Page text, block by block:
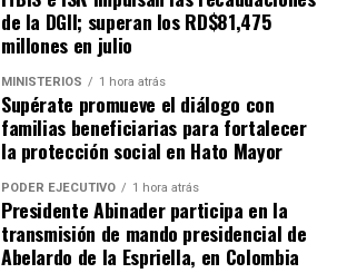
de la DGII; superan los RD$81,475
millones en julio
MINISTERIOS 1 hora atrás
Supérate promueve el diálogo con
familias beneficiarias para fortalecer
la protección social en Hato Mayor
PODER EJECUTIVO 1 hora atrás
Presidente Abinader participa en la
transmisión de mando presidencial de
Abelardo de la Espriella, en Colombia